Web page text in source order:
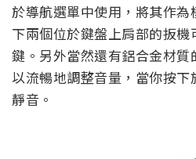
於導航選單中使用，將其作
下兩個位於鍵盤上肩部的扳
鍵。另外當然還有鋁合金材
以流暢地調整音量，當你按
靜音。